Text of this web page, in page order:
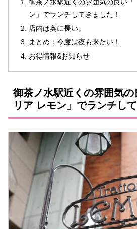
ン」でランチしてきました！
店内は奥に長い。
まとめ：今度は夜も来たい！
お得情報&お知らせ
御茶ノ水駅近くの雰囲気の
リア レモン」でランチし